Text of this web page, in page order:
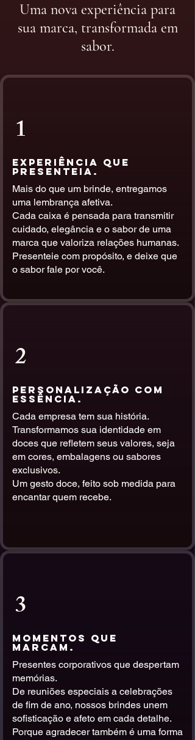
Uma nova experiência para
sua marca, transformada em
sabor.
1
Experiência que
Presenteia.
Mais do que um brinde, entregamos
uma lembrança afetiva.
Cada caixa é pensada para transmitir
cuidado, elegância e o sabor de uma
marca que valoriza relações humanas.
Presenteie com propósito, e deixe que
o sabor fale por você.
2
Personalização com
Essência.
Cada empresa tem sua história.
Transformamos sua identidade em
doces que refletem seus valores, seja
em cores, embalagens ou sabores
exclusivos.
Um gesto doce, feito sob medida para
encantar quem recebe.
3
Momentos que
Marcam.
Presentes corporativos que despertam
memórias.
De reuniões especiais a celebrações
de fim de ano, nossos brindes unem
sofisticação e afeto em cada detalhe.
Porque agradecer também é uma forma